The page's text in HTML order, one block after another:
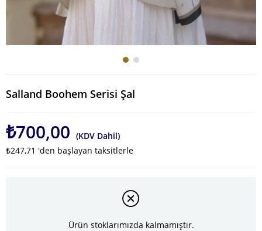
Salland Boohem Serisi Şal
₺700,00 (KDV Dahil)
₺247,71 'den başlayan taksitlerle
Ürün stoklarımızda kalmamıştır.